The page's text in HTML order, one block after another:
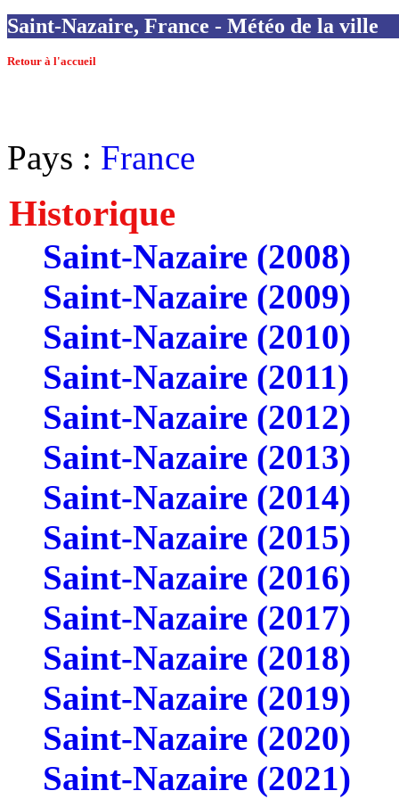
Saint-Nazaire, France - Météo de la ville
Retour à l'accueil
Pays : France
Historique
Saint-Nazaire (2008)
Saint-Nazaire (2009)
Saint-Nazaire (2010)
Saint-Nazaire (2011)
Saint-Nazaire (2012)
Saint-Nazaire (2013)
Saint-Nazaire (2014)
Saint-Nazaire (2015)
Saint-Nazaire (2016)
Saint-Nazaire (2017)
Saint-Nazaire (2018)
Saint-Nazaire (2019)
Saint-Nazaire (2020)
Saint-Nazaire (2021)